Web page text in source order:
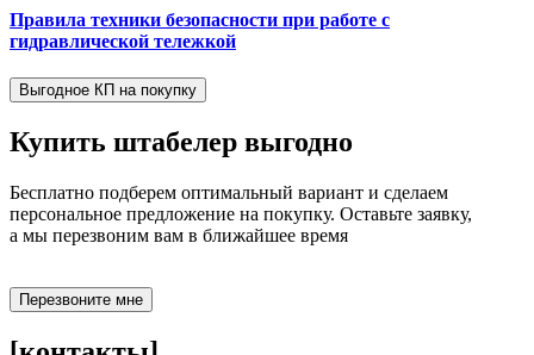
Правила техники безопасности при работе с
гидравлической тележкой
Выгодное КП на покупку
Купить штабелер выгодно
Бесплатно подберем оптимальный вариант и сделаем
персональное предложение на покупку. Оставьте заявку,
а мы перезвоним вам в ближайшее время
Перезвоните мне